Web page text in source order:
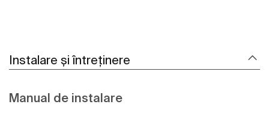
Instalare și întreținere
Manual de instalare